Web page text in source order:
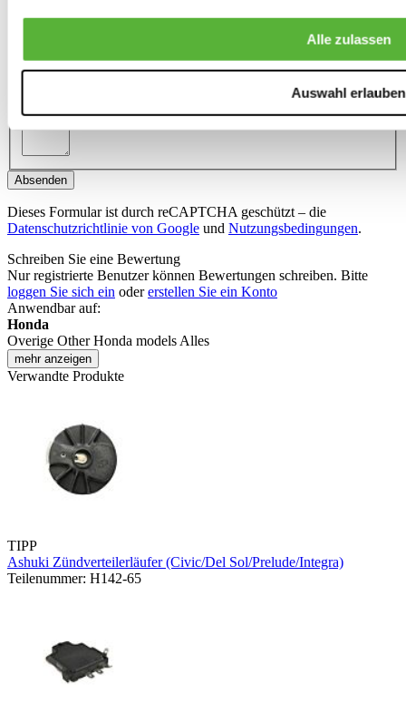
Alle zulassen
Auswahl erlauben
E-Mail*
Absenden
Dieses Formular ist durch reCAPTCHA geschützt – die
Datenschutzrichtlinie von Google und Nutzungsbedingungen.
Schreiben Sie eine Bewertung
Nur registrierte Benutzer können Bewertungen schreiben. Bitte
loggen Sie sich ein odererstellen Sie ein Konto
Anwendbar auf:
Honda
Overige Other Honda models Alles
mehr anzeigen
Verwandte Produkte
TIPP
Ashuki Zündverteilerläufer (Civic/Del Sol/Prelude/Integra)
Teilenummer: H142-65